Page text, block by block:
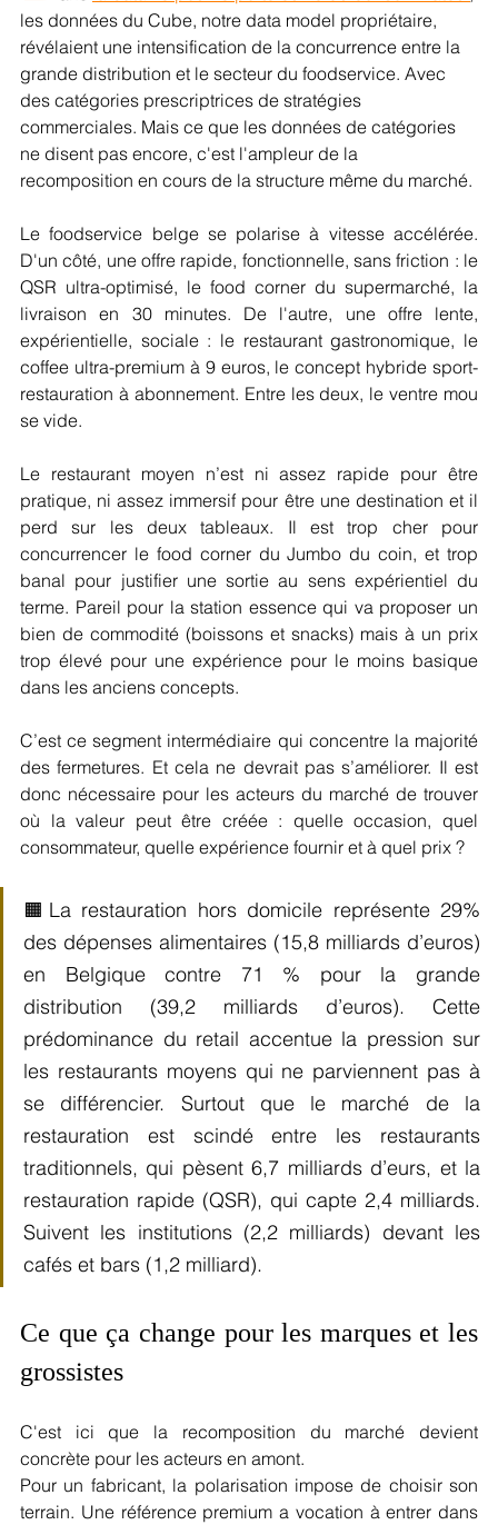
les données du Cube, notre data model propriétaire,
révélaient une intensification de la concurrence entre la
grande distribution et le secteur du foodservice. Avec
des catégories prescriptrices de stratégies
commerciales. Mais ce que les données de catégories
ne disent pas encore, c'est l'ampleur de la
recomposition en cours de la structure même du marché.
Le foodservice belge se polarise à vitesse accélérée.
D'un côté, une offre rapide, fonctionnelle, sans friction : le
QSR ultra-optimisé, le food corner du supermarché, la
livraison en 30 minutes. De l'autre, une offre lente,
expérientielle, sociale : le restaurant gastronomique, le
coffee ultra-premium à 9 euros, le concept hybride sport-
restauration à abonnement. Entre les deux, le ventre mou
se vide.
Le restaurant moyen n’est ni assez rapide pour être
pratique, ni assez immersif pour être une destination et il
perd sur les deux tableaux. Il est trop cher pour
concurrencer le food corner du Jumbo du coin, et trop
banal pour justifier une sortie au sens expérientiel du
terme. Pareil pour la station essence qui va proposer un
bien de commodité (boissons et snacks) mais à un prix
trop élevé pour une expérience pour le moins basique
dans les anciens concepts.
C’est ce segment intermédiaire qui concentre la majorité
des fermetures. Et cela ne devrait pas s’améliorer. Il est
donc nécessaire pour les acteurs du marché de trouver
où la valeur peut être créée : quelle occasion, quel
consommateur, quelle expérience fournir et à quel prix ?
🟧La restauration hors domicile représente 29%
des dépenses alimentaires (15,8 milliards d’euros)
en Belgique contre 71 % pour la grande
distribution (39,2 milliards d’euros). Cette
prédominance du retail accentue la pression sur
les restaurants moyens qui ne parviennent pas à
se différencier. Surtout que le marché de la
restauration est scindé entre les restaurants
traditionnels, qui pèsent 6,7 milliards d’eurs, et la
restauration rapide (QSR), qui capte 2,4 milliards.
Suivent les institutions (2,2 milliards) devant les
cafés et bars (1,2 milliard).
Ce que ça change pour les marques et les
grossistes
C'est ici que la recomposition du marché devient
concrète pour les acteurs en amont.
Pour un fabricant, la polarisation impose de choisir son
terrain. Une référence premium a vocation à entrer dans